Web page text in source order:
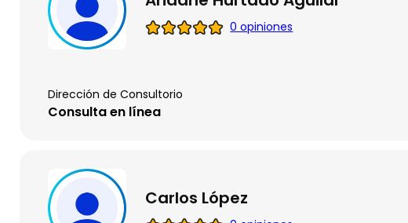
0 opiniones
Dirección de Consultorio
Consulta en línea
Carlos López